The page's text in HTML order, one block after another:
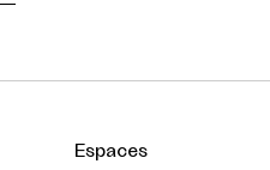
Espaces